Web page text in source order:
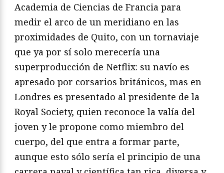
Academia de Ciencias de Francia para
medir el arco de un meridiano en las
proximidades de Quito, con un tornaviaje
que ya por sí solo merecería una
superproducción de Netflix: su navío es
apresado por corsarios británicos, mas en
Londres es presentado al presidente de la
Royal Society, quien reconoce la valía del
joven y le propone como miembro del
cuerpo, del que entra a formar parte,
aunque esto sólo sería el principio de una